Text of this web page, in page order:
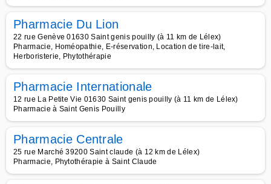
Pharmacie Du Lion
22 rue Genève 01630 Saint genis pouilly (à 11 km de Lélex)
Pharmacie, Homéopathie, E-réservation, Location de tire-lait,
Herboristerie, Phytothérapie
Pharmacie Internationale
12 rue La Petite Vie 01630 Saint genis pouilly (à 11 km de Lélex)
Pharmacie à Saint Genis Pouilly
Pharmacie Centrale
25 rue Marché 39200 Saint claude (à 12 km de Lélex)
Pharmacie, Phytothérapie à Saint Claude